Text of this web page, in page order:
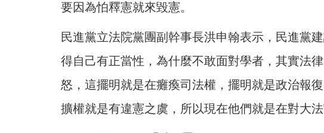
要因為怕釋憲就來毀憲。
民進黨立法院黨團副幹事長洪申翰表示，民進黨
得自己有正當性，為什麼不敢面對學者，其實法
怒，這擺明就是在癱瘓司法權，擺明就是政治報
擴權就是有違憲之虞，所以現在他們就是在對大法